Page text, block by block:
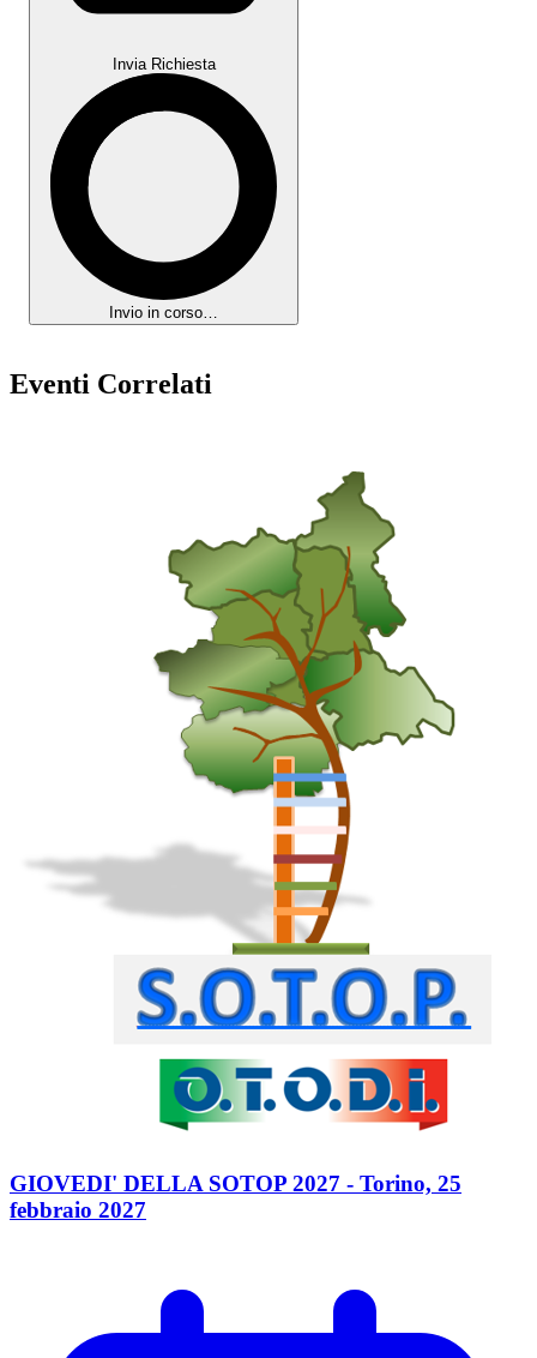
Invia Richiesta
Invio in corso…
Eventi Correlati
GIOVEDI' DELLA SOTOP 2027 - Torino, 25
febbraio 2027